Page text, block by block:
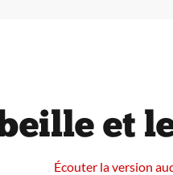
et
Écouter la version